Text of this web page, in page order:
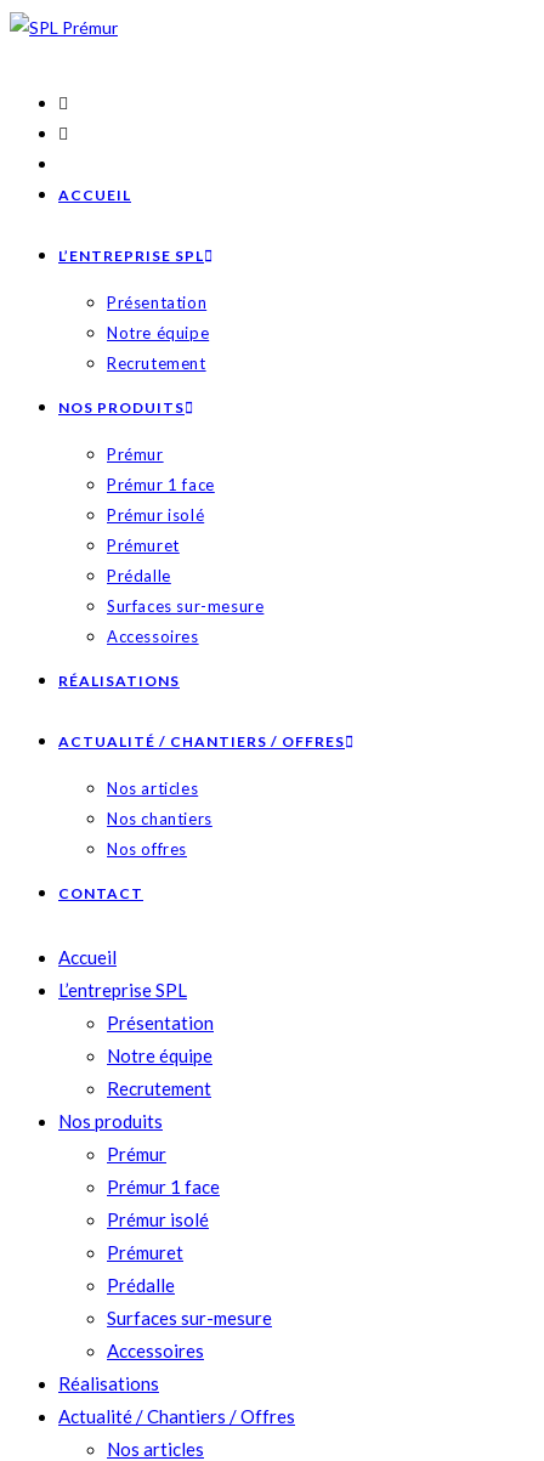
Skip
ACCUEIL
L’ENTREPRISE SPL
Présentation
Notre équipe
Recrutement
NOS PRODUITS
Prémur
Prémur 1 face
Prémur isolé
Prémuret
Prédalle
Surfaces sur-mesure
Accessoires
RÉALISATIONS
ACTUALITÉ / CHANTIERS / OFFRES
Nos articles
Nos chantiers
Nos offres
CONTACT
Accueil
L’entreprise SPL
Présentation
Notre équipe
Recrutement
Nos produits
Prémur
Prémur 1 face
Prémur isolé
Prémuret
Prédalle
Surfaces sur-mesure
Accessoires
Réalisations
Actualité / Chantiers / Offres
Nos articles